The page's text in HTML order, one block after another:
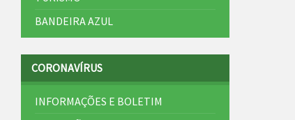
BANDEIRA AZUL
CORONAVÍRUS
INFORMAÇÕES E BOLETIM